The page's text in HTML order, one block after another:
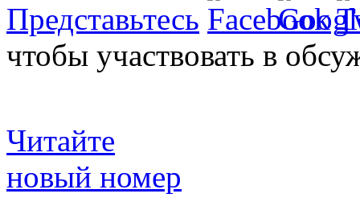
Представьтесь
чтобы участвовать в
Читайте
новый номер